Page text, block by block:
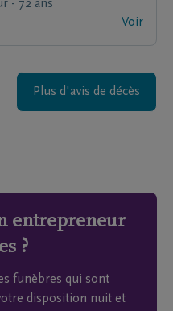
- 72 ans
Voir
Plus d'avis de décès
entrepreneur
?
funèbres qui sont
disposition nuit et